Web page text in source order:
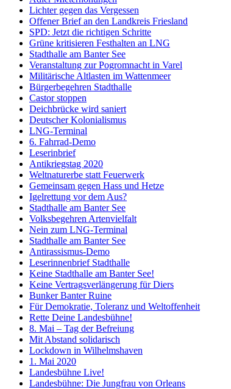
Lichter gegen das Vergessen
Offener Brief an den Landkreis Friesland
SPD: Jetzt die richtigen Schritte
Grüne kritisieren Festhalten an LNG
Stadthalle am Banter See
Veranstaltung zur Pogromnacht in Varel
Militärische Altlasten im Wattenmeer
Bürgerbegehren Stadthalle
Castor stoppen
Deichbrücke wird saniert
Deutscher Kolonialismus
LNG-Terminal
6. Fahrrad-Demo
Leserinbrief
Antikriegstag 2020
Weltnaturerbe statt Feuerwerk
Gemeinsam gegen Hass und Hetze
Igelrettung vor dem Aus?
Stadthalle am Banter See
Volksbegehren Artenvielfalt
Nein zum LNG-Terminal
Stadthalle am Banter See
Antirassismus-Demo
Leserinnenbrief Stadthalle
Keine Stadthalle am Banter See!
Keine Vertragsverlängerung für Diers
Bunker Banter Ruine
Für Demokratie, Toleranz und Weltoffenheit
Rette Deine Landesbühne!
8. Mai – Tag der Befreiung
Mit Abstand solidarisch
Lockdown in Wilhelmshaven
1. Mai 2020
Landesbühne Live!
Landesbühne: Die Jungfrau von Orleans